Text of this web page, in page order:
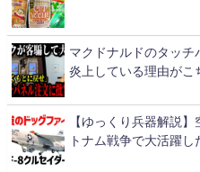
マクドナルドのタッ
炎上している理由がこ
【ゆっくり兵器解説
トナム戦争で大活躍